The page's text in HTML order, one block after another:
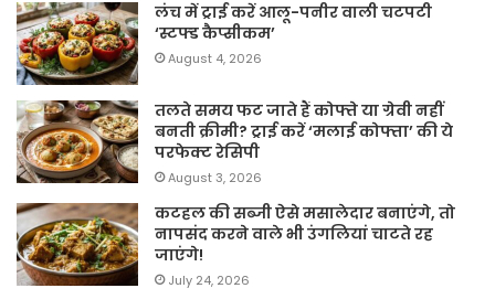
लंच में ट्राई करें आलू-पनीर वाली चटपटी
‘स्टफ्ड कैप्सीकम’
August 4, 2026
तलते समय फट जाते हैं कोफ्ते या ग्रेवी नहीं
बनती क्रीमी? ट्राई करें ‘मलाई कोफ्ता’ की ये
परफेक्ट रेसिपी
August 3, 2026
कटहल की सब्जी ऐसे मसालेदार बनाएंगे, तो
नापसंद करने वाले भी उंगलियां चाटते रह
जाएंगे!
July 24, 2026